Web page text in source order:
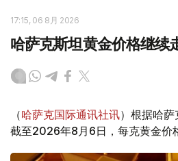
17:15, 06 8月 2026
哈萨克斯坦黄金价格继续
（哈萨克国际通讯社讯）根据哈萨
截至2026年8月6日，每克黄金价